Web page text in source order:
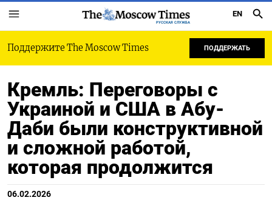
РУССКАЯ СЛУЖБА
EN
Поддержите The Moscow Times ПОДДЕРЖАТЬ
Кремль: Переговоры с
Украиной и США в Абу-
Даби были конструктивной
и сложной работой,
которая продолжится
06.02.2026